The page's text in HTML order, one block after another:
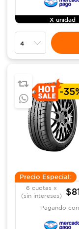
X unidad
-
Precio Especial:
6 cuotas x
(sin intereses)
Pagando